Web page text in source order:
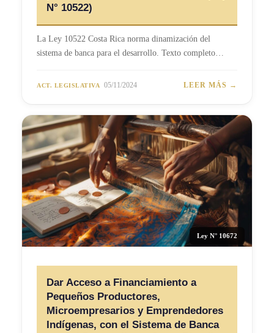
N° 10522)
La Ley 10522 Costa Rica norma dinamización del
sistema de banca para el desarrollo. Texto completo…
ACT. LEGISLATIVA 05/11/2024 LEER MÁS →
Ley N° 10672
Dar Acceso a Financiamiento a
Pequeños Productores,
Microempresarios y Emprendedores
Indígenas, con el Sistema de Banca